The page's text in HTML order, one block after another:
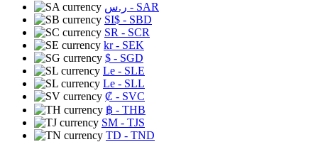
ر.س - SAR
SI$ - SBD
SR - SCR
kr- SEK
$ - SGD
Le - SLE
Le - SLL
₡ - SVC
฿ - THB
ЅМ - TJS
TD - TND